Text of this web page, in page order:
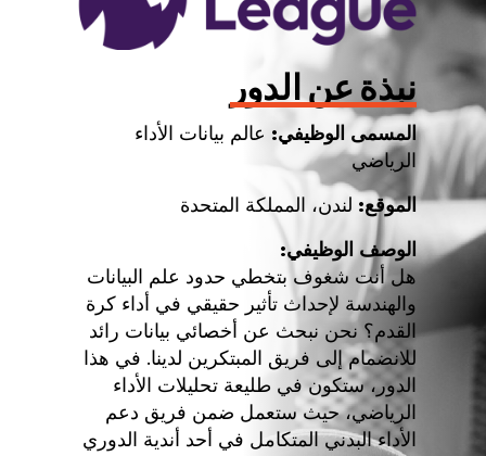
نبذة عن الدور
المسمى الوظيفي: عالم بيانات الأداء
الرياضي
الموقع: لندن، المملكة المتحدة
الوصف الوظيفي:
هل أنت شغوف بتخطي حدود علم البيانات
والهندسة لإحداث تأثير حقيقي في أداء كرة
القدم؟ نحن نبحث عن أخصائي بيانات رائد
للانضمام إلى فريق المبتكرين لدينا. في هذا
الدور، ستكون في طليعة تحليلات الأداء
الرياضي، حيث ستعمل ضمن فريق دعم
الأداء البدني المتكامل في أحد أندية الدوري